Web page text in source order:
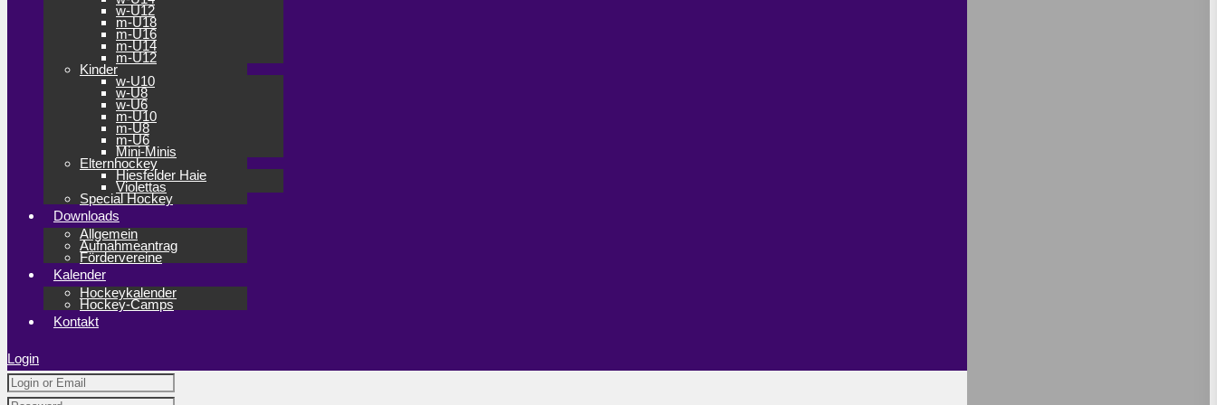
w-U12
m-U18
m-U16
m-U14
m-U12
Kinder
w-U10
w-U8
w-U6
m-U10
m-U8
m-U6
Mini-Minis
Elternhockey
Hiesfelder Haie
Violettas
Special Hockey
Downloads
Allgemein
Aufnahmeantrag
Fördervereine
Kalender
Hockeykalender
Hockey-Camps
Kontakt
Login